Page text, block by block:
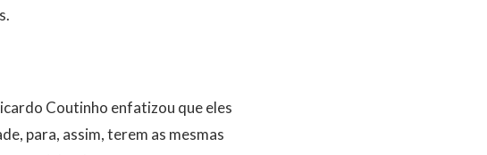
Coutinho enfatizou que eles
para, assim, terem as mesmas